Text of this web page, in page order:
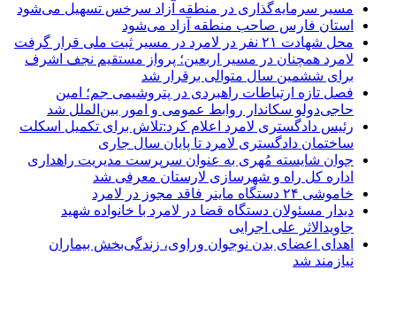
مسیر سرمایه‌گذاری در منطقه آزاد سرخس تسهیل می‌شود
استان فارس صاحب منطقه آزاد می‌شود
محل شهادت ۲۱ نفر در لامرد در مسیر ثبت ملی قرار گرفت
لامرد همچنان در مسیر اربعین؛ پرواز مستقیم نجف اشرف
برای ششمین سال متوالی برقرار شد
فصل تازه ارتباطات راهبردی در پتروشیمی جم؛ امین
حاجی‌دولو سکاندار روابط عمومی و امور بین‌الملل شد
رئیس دادگستری لامرد اعلام کرد:تلاش برای تکمیل اسکلت
ساختمان دادگستری لامرد تا پایان سال جاری
جوان شایسته مُهری به عنوان سرپرست مدیریت راهداری
اداره کل راه و شهرسازی لارستان معرفی شد
خاموشی ۲۴ دستگاه ماینر فاقد مجوز در لامرد
دیدار مسئولان دستگاه قضا در لامرد با خانواده شهید
جاویدالاثر علی اجرایی
اهدای اعضای بدن نوجوان وراوی، زندگی‌بخش بیماران
نیازمند شد